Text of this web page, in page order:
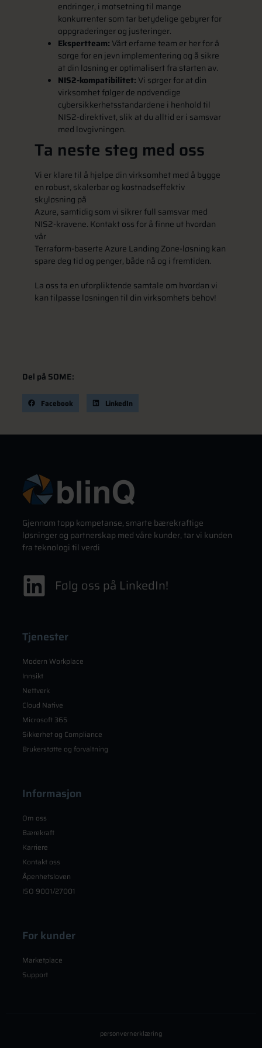
endringer, i motsetning til mange
konkurrenter som tar betydelige gebyrer for
oppgraderinger og justeringer.
Ekspertteam: Vårt erfarne team er her for å
sørge for en jevn implementering og å sikre
at din løsning er optimalisert fra starten av.
NIS2-kompatibilitet: Vi sørger for at din
virksomhet følger de nødvendige
cybersikkerhetsstandardene i henhold til
NIS2-direktivet, slik at du alltid er i samsvar
med lovgivningen.
Ta neste steg med oss
Vi er klare til å hjelpe din virksomhet med å bygge
en robust, skalerbar og kostnadseffektiv
skyløsning på
Azure, samtidig som vi sikrer full samsvar med
NIS2-kravene. Kontakt oss for å finne ut hvordan
vår
Terraform-baserte Azure Landing Zone-løsning kan
spare deg tid og penger, både nå og i fremtiden.
La oss ta en uforpliktende samtale om hvordan vi
kan tilpasse løsningen til din virksomhets behov!
Del på SOME:
Facebook LinkedIn
Gjennom topp kompetanse, smarte bærekraftige
løsninger og partnerskap med våre kunder, tar vi kunden
fra teknologi til verdi
Følg oss på LinkedIn!
Tjenester
Modern Workplace
Innsikt
Nettverk
Cloud Native
Microsoft 365
Sikkerhet og Compliance
Brukerstøtte og forvaltning
Informasjon
Om oss
Bærekraft
Karriere
Kontakt oss
Åpenhetsloven
ISO 9001/27001
For kunder
Marketplace
Support
personvernerklæring